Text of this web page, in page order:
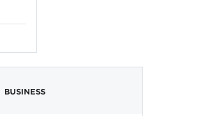
BUSINESS